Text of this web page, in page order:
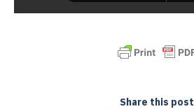
Share this post